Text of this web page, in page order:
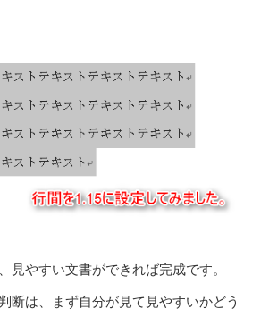
見やすい文書ができれば完成です。
断は、まず自分が見て見やすいかどう